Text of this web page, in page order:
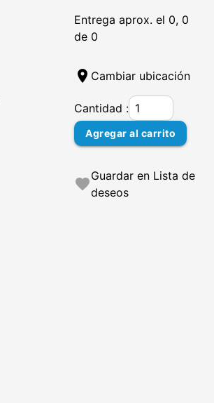
Entrega aprox. el 0, 0
de 0
location_on Cambiar ubicación
Cantidad :
Agregar al carrito
favoriteGuardar en Lista de
deseos